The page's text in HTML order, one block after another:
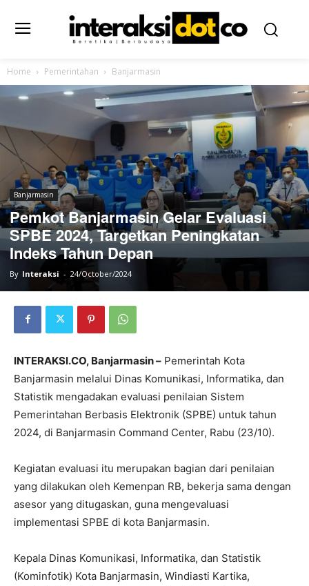
Home Pemerintahan Banjarmasin
Banjarmasin
Pemkot Banjarmasin Gelar Evaluasi
SPBE 2024, Targetkan Peningkatan
Indeks Tahun Depan
By Interaksi - 24/October/2024
INTERAKSI.CO, Banjarmasin – Pemerintah Kota
Banjarmasin melalui Dinas Komunikasi, Informatika, dan
Statistik mengadakan evaluasi penilaian Sistem
Pemerintahan Berbasis Elektronik (SPBE) untuk tahun
2024, di Banjarmasin Command Center, Rabu (23/10).
Kegiatan evaluasi itu merupakan bagian dari penilaian
yang dilakukan oleh Kemenpan RB, bekerja sama dengan
asesor yang ditugaskan, guna mengevaluasi
implementasi SPBE di kota Banjarmasin.
Kepala Dinas Komunikasi, Informatika, dan Statistik
(Kominfotik) Kota Banjarmasin, Windiasti Kartika,